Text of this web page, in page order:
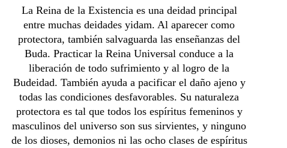
La Reina de la Existencia es una deidad principal
entre muchas deidades yidam. Al aparecer como
protectora, también salvaguarda las enseñanzas del
Buda. Practicar la Reina Universal conduce a la
liberación de todo sufrimiento y al logro de la
Budeidad. También ayuda a pacificar el daño ajeno y
todas las condiciones desfavorables. Su naturaleza
protectora es tal que todos los espíritus femeninos y
masculinos del universo son sus sirvientes, y ninguno
de los dioses, demonios ni las ocho clases de espíritus